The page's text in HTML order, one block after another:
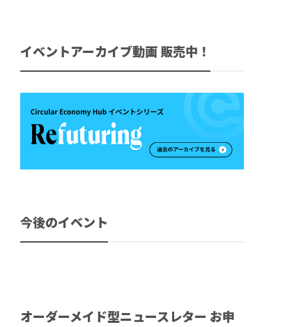
イベントアーカイブ動画 販売中！
今後のイベント
オーダーメイド型ニュースレター お申